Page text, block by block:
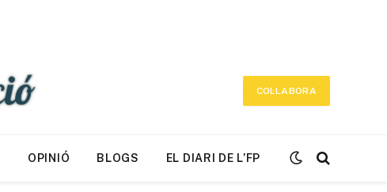
COL·LABORA
OPINIÓ BLOGS EL DIARI DE L’FP